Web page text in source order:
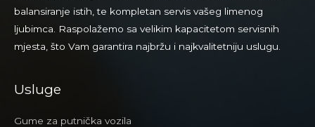
ljeti
balansiranje istih, te kompletan servis vašeg limenog
ljubimca. Raspolažemo sa velikim kapacitetom servisnih
mjesta, što Vam garantira najbržu i najkvalitetniju uslugu.
Usluge
Gume za putnička vozila